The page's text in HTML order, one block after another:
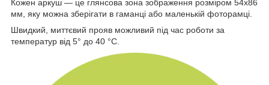
Кожен аркуш — це глянсова зона зображення розміром 54х86
мм, яку можна зберігати в гаманці або маленькій фоторамці.
Швидкий, миттєвий прояв можливий під час роботи за
температур від 5° до 40 °C.